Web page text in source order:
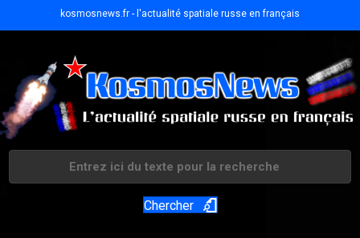
kosmosnews.fr - l'actualité spatiale russe en français
Chercher